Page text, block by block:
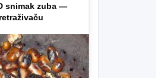
snimak zuba —